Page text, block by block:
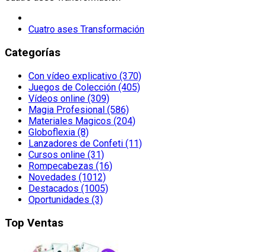
Cuatro ases Transformación
Categorías
Con vídeo explicativo (370)
Juegos de Colección (405)
Vídeos online (309)
Magia Profesional (586)
Materiales Magicos (204)
Globoflexia (8)
Lanzadores de Confeti (11)
Cursos online (31)
Rompecabezas (16)
Novedades (1012)
Destacados (1005)
Oportunidades (3)
Top Ventas